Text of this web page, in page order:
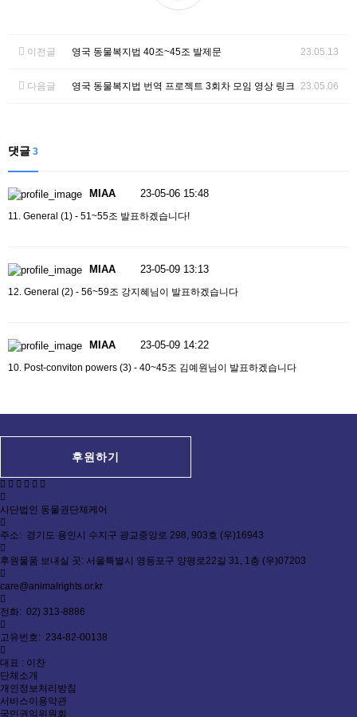
이전글 영국 동물복지법 40조~45조 발제문 23.05.13
다음글 영국 동물복지법 번역 프로젝트 3회차 모임 영상 링크 23.05.06
댓글 3
MIAA 23-05-06 15:48
11. General (1) - 51~55조 발표하겠습니다!
MIAA 23-05-09 13:13
12. General (2) - 56~59조 강지혜님이 발표하겠습니다
MIAA 23-05-09 14:22
10. Post-conviton powers (3) - 40~45조 김예원님이 발표하겠습니다
후원하기
사단법인 동물권단체케어
주소: 경기도 용인시 수지구 광교중앙로 298, 903호 (우)16943
후원물품 보내실 곳: 서울특별시 영등포구 양평로22길 31, 1층 (우)07203
care@animalrights.or.kr
전화: 02) 313-8886
고유번호: 234-82-00138
대표 : 이찬
단체소개
개인정보처리방침
서비스이용약관
국민권익위원회